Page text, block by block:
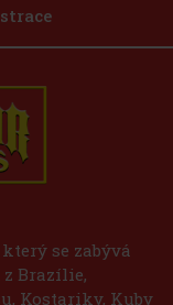
75 Kč
Do košíku
se zabývá
Brazílie,
Kostariky, Kuby